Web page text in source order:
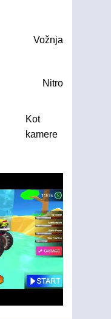
Vožnja
Nitro
Kot
kamere